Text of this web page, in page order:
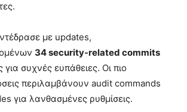
με updates,
34 security-related commits
για συχνές ευπάθειες. Οι πιο
περιλαμβάνουν audit commands
για λανθασμένες ρυθμίσεις.